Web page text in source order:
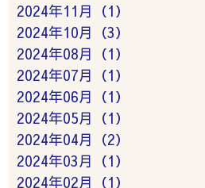
2024年11月（1）
2024年10月（3）
2024年08月（1）
2024年07月（1）
2024年06月（1）
2024年05月（1）
2024年04月（2）
2024年03月（1）
2024年02月（1）